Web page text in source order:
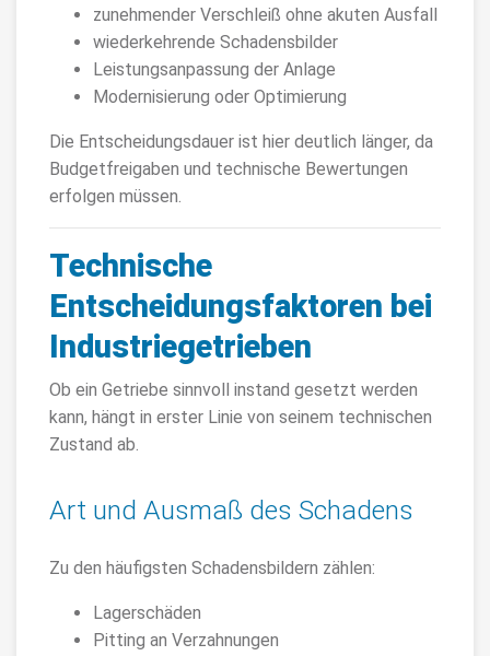
zunehmender Verschleiß ohne akuten Ausfall
wiederkehrende Schadensbilder
Leistungsanpassung der Anlage
Modernisierung oder Optimierung
Die Entscheidungsdauer ist hier deutlich länger, da
Budgetfreigaben und technische Bewertungen
erfolgen müssen.
Technische
Entscheidungsfaktoren bei
Industriegetrieben
Ob ein Getriebe sinnvoll instand gesetzt werden
kann, hängt in erster Linie von seinem technischen
Zustand ab.
Art und Ausmaß des Schadens
Zu den häufigsten Schadensbildern zählen:
Lagerschäden
Pitting an Verzahnungen